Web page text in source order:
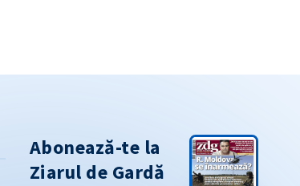
Abonează-te la
Ziarul de Gardă